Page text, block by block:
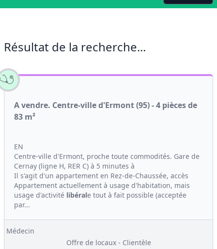
Résultat de la recherche...
A vendre. Centre-ville d'Ermont (95) - 4 pièces de
83 m²
EN
Centre-ville d'Ermont, proche toute commodités. Gare de
Cernay (ligne H, RER C) à 5 minutes à
Il s'agit d'un appartement en Rez-de-Chaussée, accès
Appartement actuellement à usage d'habitation, mais
usage d'activité libérale tout à fait possible (acceptée
par...
Médecin
Offre de locaux - Clientèle